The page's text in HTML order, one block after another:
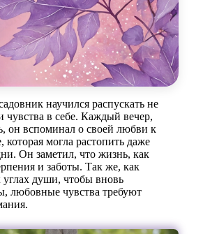
научился распускать не
чувства в себе. Каждый вечер,
он вспоминал о своей любви к
могла растопить даже
Он заметил, что жизнь, как
и заботы. Так же, как
души, чтобы вновь
любовные чувства требуют